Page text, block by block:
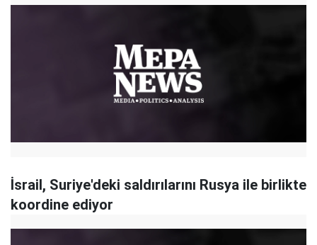
İsrail, Suriye'deki saldırılarını Rusya ile birlikte
koordine ediyor